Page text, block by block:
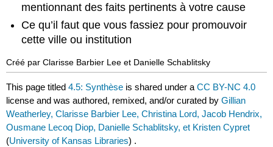
mentionnant des faits pertinents à votre cause
Ce qu’il faut que vous fassiez pour promouvoir
cette ville ou institution
Créé par Clarisse Barbier Lee et Danielle Schablitsky
This page titled4.5: Synthèse is shared under aCC BY-NC 4.0
license and was authored, remixed, and/or curated byGillian
Weatherley, Clarisse Barbier Lee, Christina Lord, Jacob Hendrix,
Ousmane Lecoq Diop, Danielle Schablitsky, et Kristen Cypret
(University of Kansas Libraries) .